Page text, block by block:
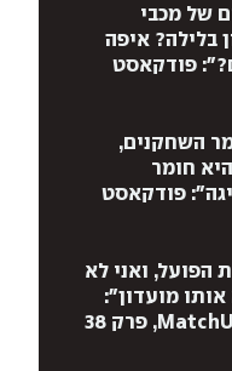
של מכבי
בלילה? איפה
פודקאסט
השחקנים,
חומר
פודקאסט
הפועל, ואני לא
מועדון":